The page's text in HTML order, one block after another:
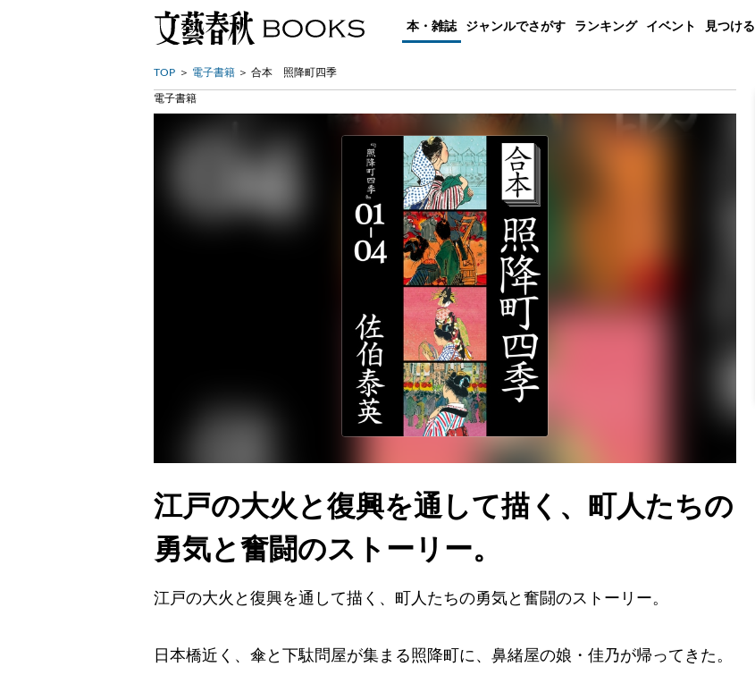
本・雑誌 ジャンルでさがす ランキング イベント 見つける
TOP 電子書籍 合本 照降町四季
電子書籍
江戸の大火と復興を通して描く、町人たちの
勇気と奮闘のストーリー。
江戸の大火と復興を通して描く、町人たちの勇気と奮闘のストーリー。
日本橋近く、傘と下駄問屋が集まる照降町に、鼻緒屋の娘・佳乃が帰ってきた。